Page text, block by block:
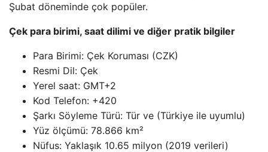
Şubat döneminde çok popüler.
Çek para birimi, saat dilimi ve diğer pratik bilgiler
Para Birimi: Çek Koruması (CZK)
Resmi Dil: Çek
Yerel saat: GMT+2
Kod Telefon: +420
Şarkı Söyleme Türü: Tür ve (Türkiye ile uyumlu)
Yüz ölçümü: 78.866 km²
Nüfus: Yaklaşık 10.65 milyon (2019 verileri)